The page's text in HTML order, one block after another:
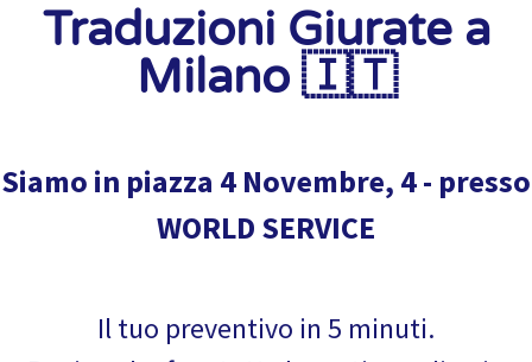
Traduzioni Giurate a
Milano 🇮🇹
Siamo in piazza 4 Novembre, 4 - presso
WORLD SERVICE
Il tuo preventivo in 5 minuti.